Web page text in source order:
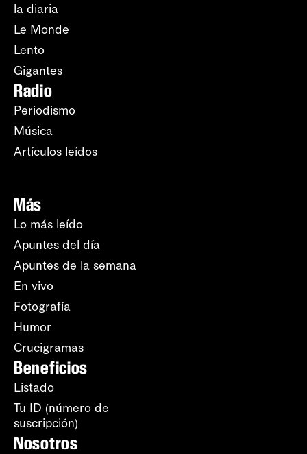
la diaria
Le Monde
Lento
Gigantes
Radio
Periodismo
Música
Artículos leídos
Más
Lo más leído
Apuntes del día
Apuntes de la semana
En vivo
Fotografía
Humor
Crucigramas
Beneficios
Listado
Tu ID (número de
suscripción)
Nosotros